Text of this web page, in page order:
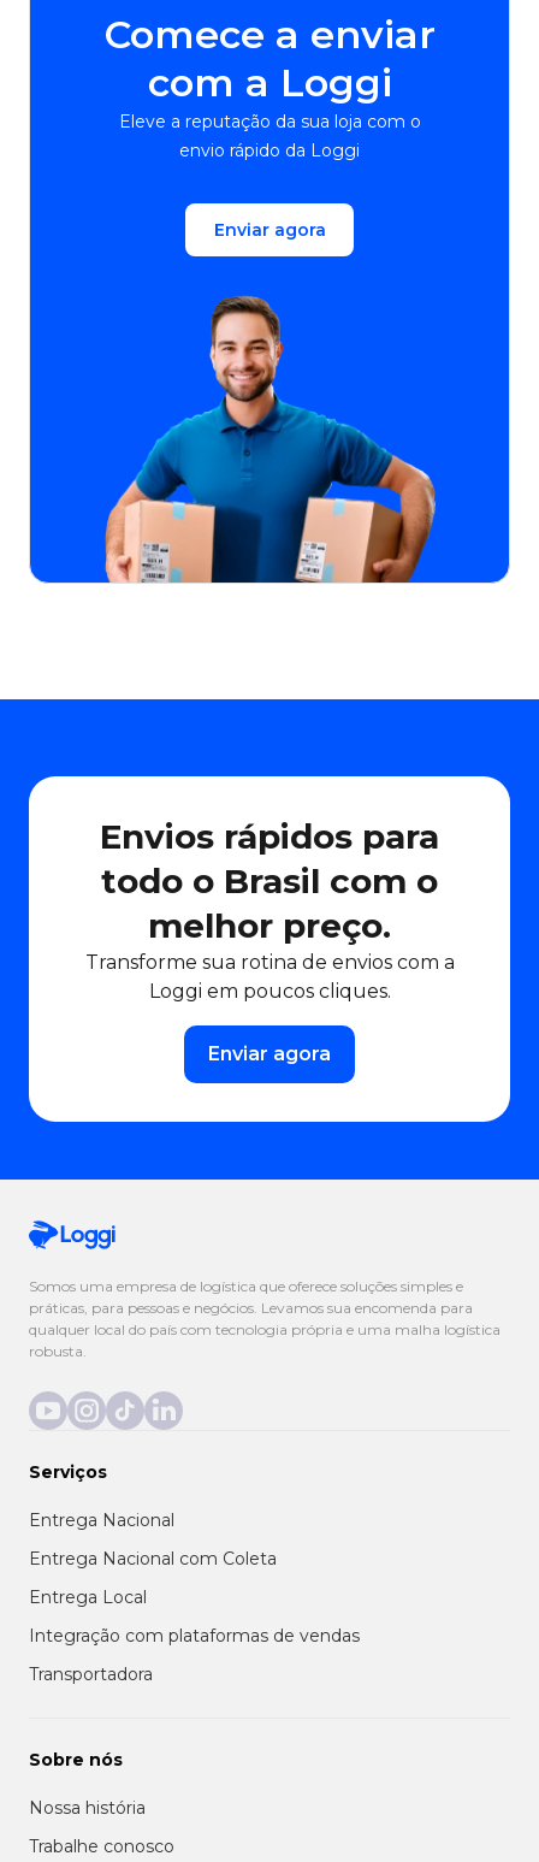
Comece a enviar
com a Loggi
Eleve a reputação da sua loja com o
envio rápido da Loggi
Enviar agora
Envios rápidos para
todo o Brasil com o
melhor preço.
Transforme sua rotina de envios com a
Loggi em poucos cliques.
Enviar agora
Somos uma empresa de logística que oferece soluções simples e
práticas, para pessoas e negócios. Levamos sua encomenda para
qualquer local do país com tecnologia própria e uma malha logística
robusta.
Serviços
Entrega Nacional
Entrega Nacional com Coleta
Entrega Local
Integração com plataformas de vendas
Transportadora
Sobre nós
Nossa história
Trabalhe conosco